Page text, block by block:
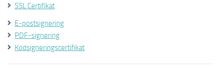
SSL Certifikat
E-postsignering
PDF-signering
Kodsigneringscertifikat